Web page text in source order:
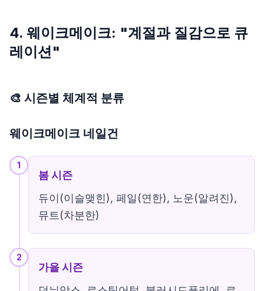
4. 웨이크메이크: "계절과 질감으로 큐
레이션"
🎨 시즌별 체계적 분류
웨이크메이크 네일건
1
봄 시즌
듀이(이슬맺힌), 페일(연한), 노운(알려진),
뮤트(차분한)
2
가을 시즌